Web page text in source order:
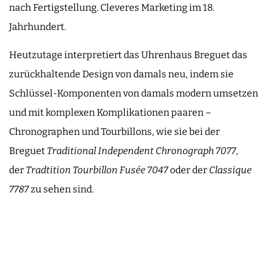
nach Fertigstellung. Cleveres Marketing im 18.
Jahrhundert.
Heutzutage interpretiert das Uhrenhaus Breguet das
zurückhaltende Design von damals neu, indem sie
Schlüssel-Komponenten von damals modern umsetzen
und mit komplexen Komplikationen paaren –
Chronographen und Tourbillons, wie sie bei der
Breguet Traditional Independent Chronograph 7077,
der Tradtition Tourbillon Fusée 7047oder der Classique
7787zu sehen sind.